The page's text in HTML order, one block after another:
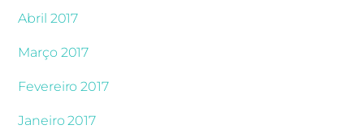
Abril 2017
Março 2017
Fevereiro 2017
Janeiro 2017